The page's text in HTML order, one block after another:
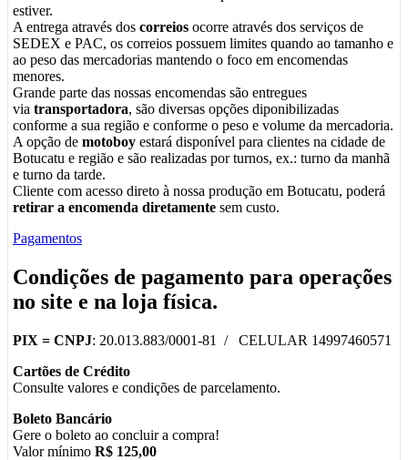
estiver.
A entrega através dos correios ocorre através dos serviços de
SEDEX e PAC, os correios possuem limites quando ao tamanho e
ao peso das mercadorias mantendo o foco em encomendas
menores.
Grande parte das nossas encomendas são entregues
via transportadora, são diversas opções diponibilizadas
conforme a sua região e conforme o peso e volume da mercadoria.
A opção de motoboy estará disponível para clientes na cidade de
Botucatu e região e são realizadas por turnos, ex.: turno da manhã
e turno da tarde.
Cliente com acesso direto à nossa produção em Botucatu, poderá
retirar a encomenda diretamente sem custo.
Pagamentos
Condições de pagamento para operações
no site e na loja física.
PIX = CNPJ: 20.013.883/0001-81 / CELULAR 14997460571
Cartões de Crédito
Consulte valores e condições de parcelamento.
Boleto Bancário
Gere o boleto ao concluir a compra!
Valor mínimo R$ 125,00